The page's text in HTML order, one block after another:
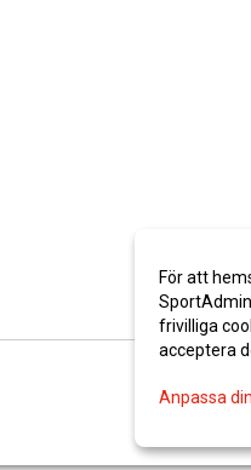
För att
frivilliga
acceptera
Anpassa